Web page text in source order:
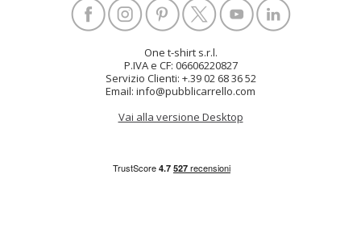
One t-shirt s.r.l.
P.IVA e CF: 06606220827
Servizio Clienti: +.39 02 68 36 52
Email: info@pubblicarrello.com
Vai alla versione Desktop